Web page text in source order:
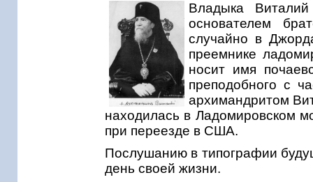
Владыка
основателем
случайно в
преемнике
носит имя
преподобного с
архимандритом
находилась в Ладомировском
при переезде в США.
Послушанию в типографии
день своей жизни.